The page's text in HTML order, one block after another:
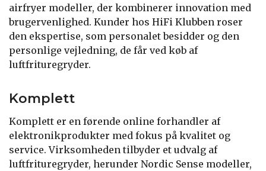
airfryer modeller, der kombinerer innovation med
brugervenlighed. Kunder hos HiFi Klubben roser
den ekspertise, som personalet besidder og den
personlige vejledning, de får ved køb af
luftfrituregryder.
Komplett
Komplett er en førende online forhandler af
elektronikprodukter med fokus på kvalitet og
service. Virksomheden tilbyder et udvalg af
luftfrituregryder, herunder Nordic Sense modeller,